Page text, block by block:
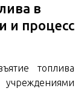
в
и процесс
топлива